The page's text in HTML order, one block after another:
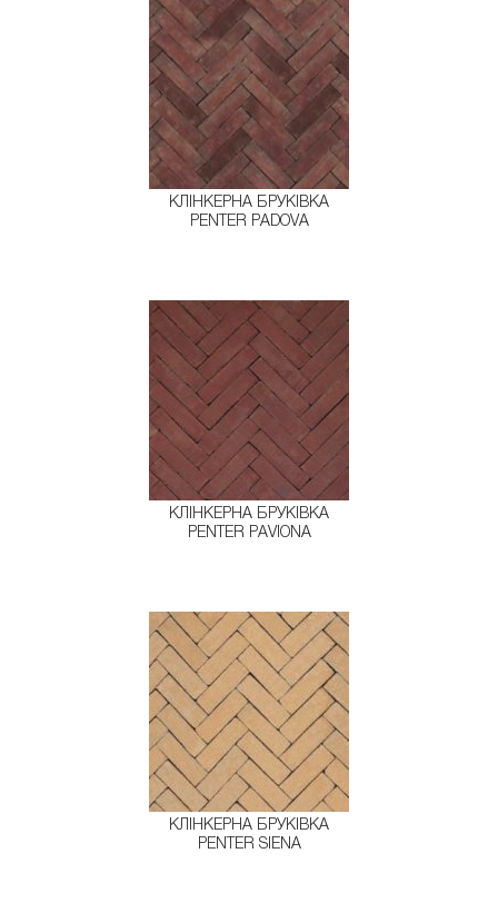
КЛІНКЕРНА БРУКІВКА
PENTER PADOVA
КЛІНКЕРНА БРУКІВКА
PENTER PAVIONA
КЛІНКЕРНА БРУКІВКА
PENTER SIENA